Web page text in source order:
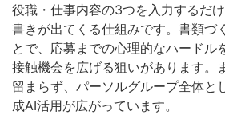
役職・仕事内容の3つを入力するだ
書きが出てくる仕組みです。書類づ
とで、応募までの心理的なハードル
接触機会を広げる狙いがあります。
留まらず、パーソルグループ全体と
成AI活用が広がっています。